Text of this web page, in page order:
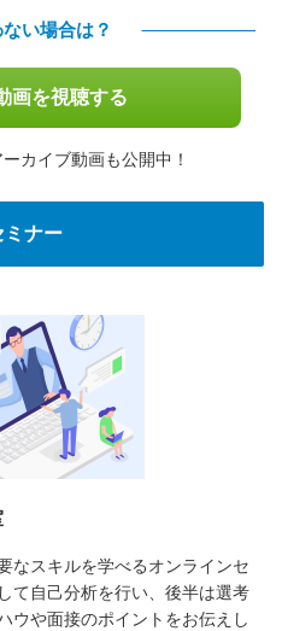
い場合は？
画を視聴する
カイブ動画も公開中！
ミナー
なスキルを学べるオンラインセ
て自己分析を行い、後半は選考
ウや面接のポイントをお伝えし